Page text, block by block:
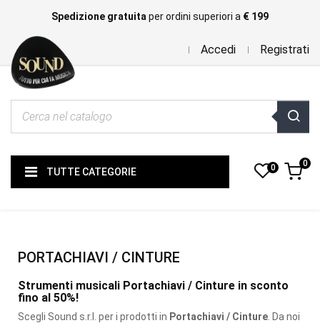
Spedizione gratuita per ordini superiori a € 199
Accedi Registrati
TUTTE CATEGORIE 0 0
PORTACHIAVI / CINTURE
Strumenti musicali Portachiavi / Cinture in sconto
fino al 50%!
Scegli Sound s.r.l. per i prodotti in Portachiavi / Cinture . Da noi